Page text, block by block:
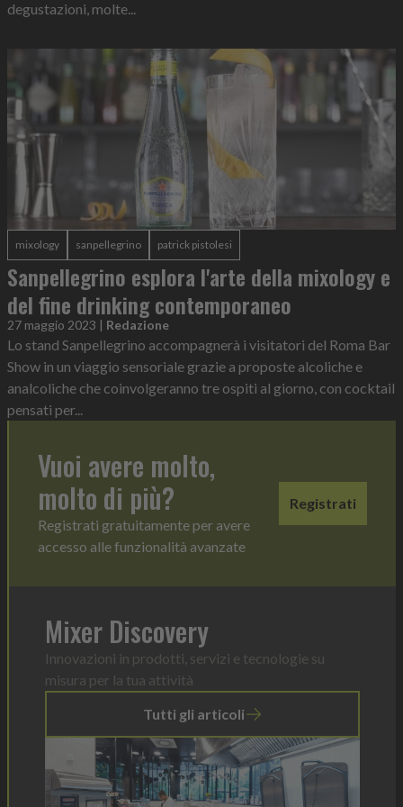
degustazioni, molte...
mixology sanpellegrino patrick pistolesi
Sanpellegrino esplora l'arte della mixology e
del fine drinking contemporaneo
27 maggio 2023 Redazione
Lo stand Sanpellegrino accompagnerà i visitatori del Roma Bar
Show in un viaggio sensoriale grazie a proposte alcoliche e
analcoliche che coinvolgeranno tre ospiti al giorno, con cocktail
pensati per...
Vuoi avere molto,
molto di più?
Registrati gratuitamente per avere
accesso alle funzionalità avanzate
Registrati
Mixer Discovery
Innovazioni in prodotti, servizi e tecnologie su
misura per la tua attività
Tutti gli articoli